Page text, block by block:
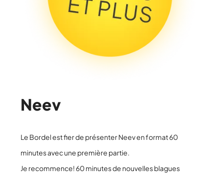
Neev
Le Bordel est fier de présenter Neev en format 60
minutes avec une première partie.
Je recommence! 60 minutes de nouvelles blagues